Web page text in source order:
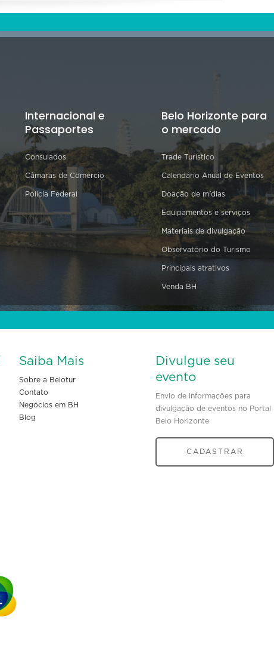
Internacional e
Passaportes
Consulados
Câmaras de Comércio
Polícia Federal
Belo Horizonte para
o mercado
Trade Turístico
Calendário Anual de Eventos
Doação de mídias
Equipamentos e serviços
Materiais de divulgação
Observatório do Turismo
Principais atrativos
Venda BH
Saiba Mais
Sobre a Belotur
Contato
Negócios em BH
Blog
Divulgue seu
evento
Envio de informações para
divulgação de eventos no Portal
Belo Horizonte
CADASTRAR